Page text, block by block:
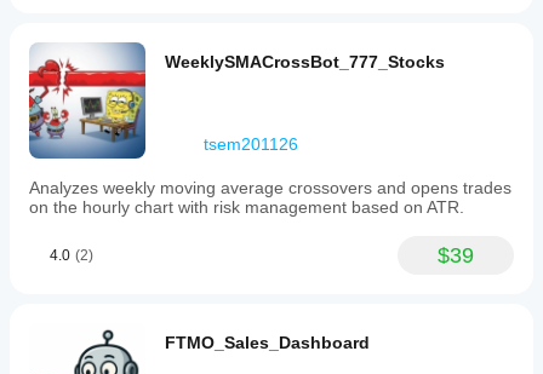
is
suitable
for
Swing
and
Position
as
well
traders
undertaking
challenges,
especially
WeeklySMACrossBot_777_Stocks
tsem201126
Analyzes weekly moving average crossovers and opens trades
on the hourly chart with risk management based on ATR.
4.0 (2) $39
FTMO_Sales_Dashboard